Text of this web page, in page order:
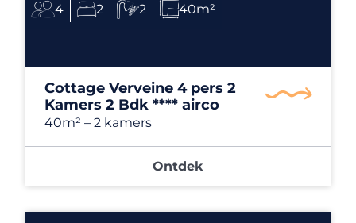
4 2 2 40m²
Cottage Verveine 4 pers 2
Kamers 2 Bdk **** airco
40m² – 2 kamers
Ontdek